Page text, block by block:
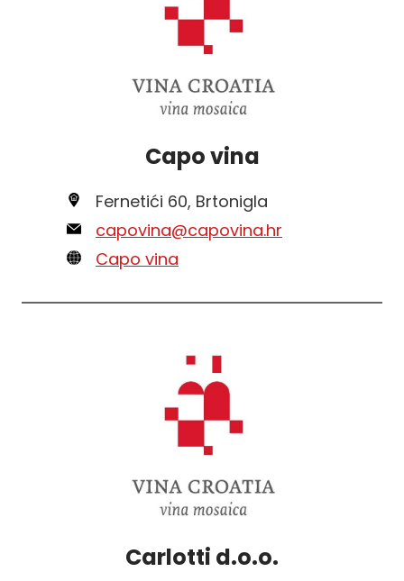
Capo vina
Fernetići 60, Brtonigla
capovina@capovina.hr
Capo vina
Carlotti d.o.o.